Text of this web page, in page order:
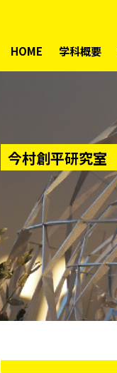
HOME 学科概要
今村創平研究室